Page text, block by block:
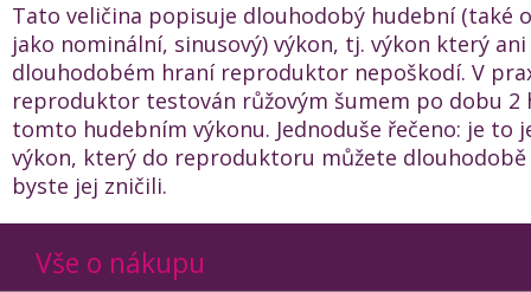
Tato veličina popisuje dlouhodobý hudební (také
jako nominální, sinusový) výkon, tj. výkon který
dlouhodobém hraní reproduktor nepoškodí. V
reproduktor testován růžovým šumem po dobu 2
tomto hudebním výkonu. Jednoduše řečeno: je to
výkon, který do reproduktoru můžete
byste jej zničili.
Vše o nákupu